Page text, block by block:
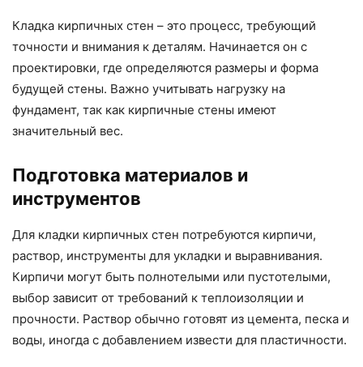
Кладка кирпичных стен – это процесс, требующий
точности и внимания к деталям. Начинается он с
проектировки, где определяются размеры и форма
будущей стены. Важно учитывать нагрузку на
фундамент, так как кирпичные стены имеют
значительный вес.
Подготовка материалов и
инструментов
Для кладки кирпичных стен потребуются кирпичи,
раствор, инструменты для укладки и выравнивания.
Кирпичи могут быть полнотелыми или пустотелыми,
выбор зависит от требований к теплоизоляции и
прочности. Раствор обычно готовят из цемента, песка и
воды, иногда с добавлением извести для пластичности.